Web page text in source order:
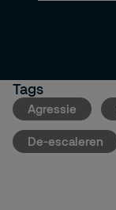
Tags
Agressie
De-escaleren